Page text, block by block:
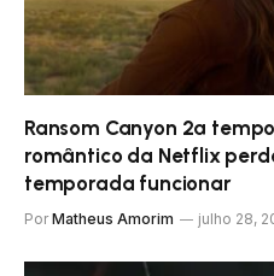
Ransom Canyon 2ª
romântico da Netflix
temporada funcionar
Por Matheus Amorim julho 28,